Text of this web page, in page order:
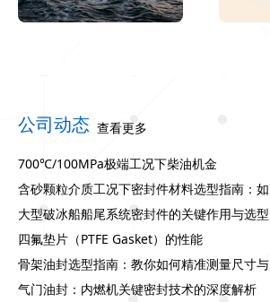
公司动态 查看更多
700℃/100MPa极端工况下柴油机金
含砂颗粒介质工况下密封件材料选型指南：如
大型破冰船船尾系统密封件的关键作用与选型
四氟垫片（PTFE Gasket）的性能
骨架油封选型指南：教你如何精准测量尺寸与
气门油封：内燃机关键密封技术的深度解析